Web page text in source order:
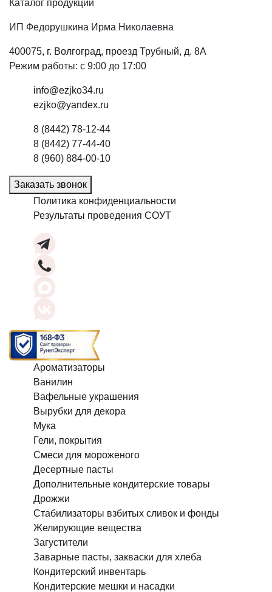
Каталог продукции
ИП Федорушкина Ирма Николаевна
400075, г. Волгоград, проезд Трубный, д. 8А
Режим работы: с 9:00 до 17:00
info@ezjko34.ru
ezjko@yandex.ru
8 (8442) 78-12-44
8 (8442) 77-44-40
8 (960) 884-00-10
Заказать звонок
Политика конфиденциальности
Результаты проведения СОУТ
Ароматизаторы
Ванилин
Вафельные украшения
Вырубки для декора
Мука
Гели, покрытия
Смеси для мороженого
Десертные пасты
Дополнительные кондитерские товары
Дрожжи
Стабилизаторы взбитых сливок и фонды
Желирующие вещества
Загустители
Заварные пасты, закваски для хлеба
Кондитерский инвентарь
Кондитерские мешки и насадки